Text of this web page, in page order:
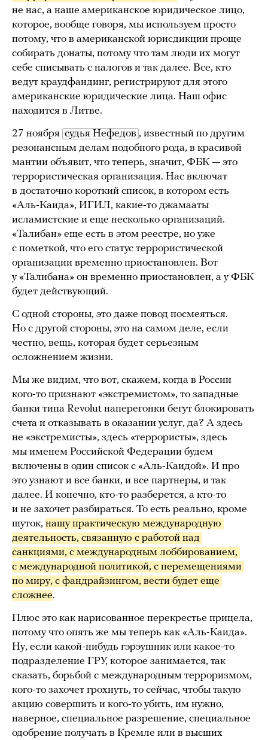
не нас, а наше американское юридическое лицо,
которое, вообще говоря, мы используем просто
потому, что в американской юрисдикции проще
собирать донаты, потому что там люди их могут
себе списывать с налогов и так далее. Все, кто
ведут краудфандинг, регистрируют для этого
американские юридические лица. Наш офис
находится в Литве.
27 ноября судья Нефедов , известный по другим
резонансным делам подобного рода, в красивой
мантии объявит, что теперь, значит, ФБК — это
террористическая организация. Нас включат
в достаточно короткий список, в котором есть
«Аль-Каида», ИГИЛ, какие-то джамааты
исламистские и еще несколько организаций.
«Талибан» еще есть в этом реестре, но уже
с пометкой, что его статус террористической
организации временно приостановлен. Вот
у «Талибана» он временно приостановлен, а у ФБК
будет действующий.
С одной стороны, это даже повод посмеяться.
Но с другой стороны, это на самом деле, если
честно, вещь, которая будет серьезным
осложнением жизни.
Мы же видим, что вот, скажем, когда в России
кого-то признают «экстремистом», то западные
банки типа Revolut наперегонки бегут блокировать
счета и отказывать в оказании услуг, да? А здесь
не «экстремисты», здесь «террористы», здесь
мы именем Российской Федерации будем
включены в один список с «Аль-Каидой». И про
это узнают и все банки, и все партнеры, и так
далее. И конечно, кто-то разберется, а кто-то
и не захочет разбираться. То есть реально, кроме
шуток, нашу практическую международную
деятельность, связанную с работой над
санкциями, с международным лоббированием,
с международной политикой, с перемещениями
по миру, с фандрайзингом, вести будет еще
сложнее.
Плюс это как нарисованное перекрестье прицела,
потому что опять же мы теперь как «Аль-Каида».
Ну, если какой-нибудь гэрэушник или какое-то
подразделение ГРУ, которое занимается, так
сказать, борьбой с международным терроризмом,
кого-то захочет грохнуть, то сейчас, чтобы такую
акцию совершить и кого-то убить, им нужно,
наверное, специальное разрешение, специальное
одобрение получать в Кремле или в высших